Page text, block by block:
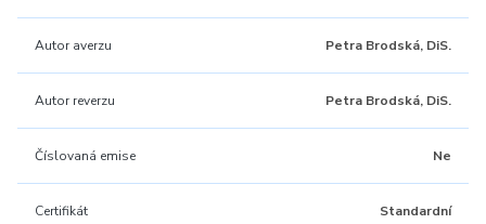
Autor averzu Petra Brodská, DiS.
Autor reverzu Petra Brodská, DiS.
Číslovaná emise Ne
Certifikát Standardní